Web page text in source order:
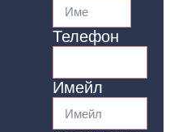
Телефон
Имейл